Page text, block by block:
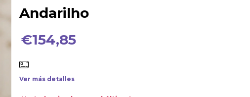
Andarilho
€154,85
Ver más detalles